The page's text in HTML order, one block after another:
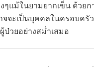
ๆแม้ในยามยากเข็น ด้วย
จะเป็นบุคคลในครอบครั
ป่วยอย่างสม่ำเสมอ